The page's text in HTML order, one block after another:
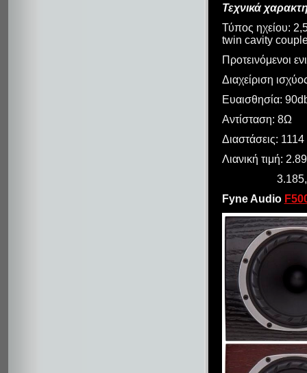
Τεχνικά
Τύπος ηχείου:
twin cavity
Προτεινόμενοι
Διαχείριση
Ευαισθησία:
Αντίσταση: 8Ω
Διαστάσεις:
Λιανική τιμή:
3.185,00€
Fyne Audio